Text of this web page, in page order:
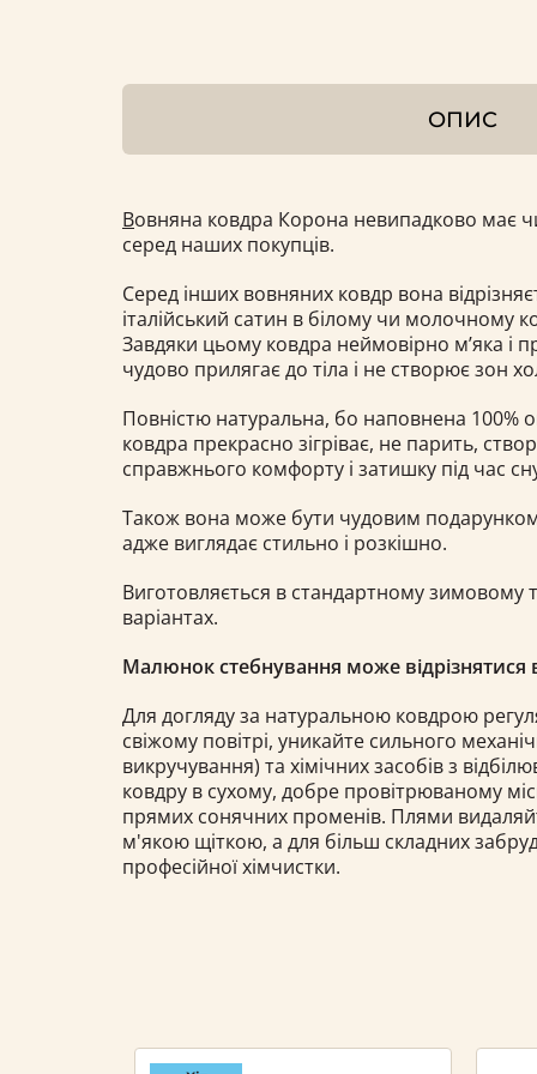
ОПИС
Вовняна ковдра Корона невипадково має
серед наших покупців.
Серед інших вовняних ковдр вона
італійський сатин в білому чи молочному
Завдяки цьому ковдра неймовірно м’яка і
чудово прилягає до тіла і не створює зон
Повністю натуральна, бо наповнена 100%
ковдра прекрасно зігріває, не парить,
справжнього комфорту і затишку під час
Також вона може бути чудовим
адже виглядає стильно і розкішно.
Виготовляється в стандартному зимовому
варіантах.
Малюнок стебнування може
Для догляду за натуральною ковдрою
свіжому повітрі, уникайте сильного
викручування) та хімічних засобів з
ковдру в сухому, добре провітрюваному
прямих сонячних променів. Плями
м'якою щіткою, а для більш складних
професійної хімчистки.